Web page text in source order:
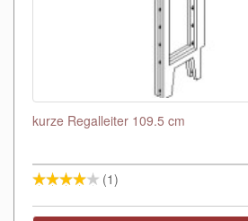
kurze Regalleiter 109.5 cm
(1)